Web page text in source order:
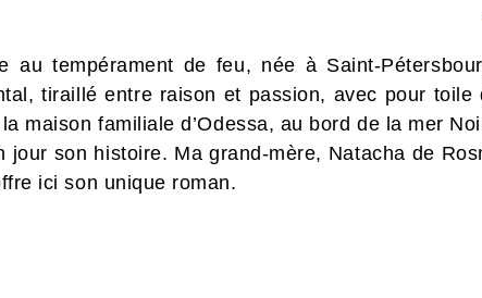
au tempérament de feu, née à Saint-
tiraillé entre raison et passion, avec pour toile
maison familiale d’Odessa, au bord de la mer
son histoire. Ma grand-mère, Natacha de
ici son unique roman.